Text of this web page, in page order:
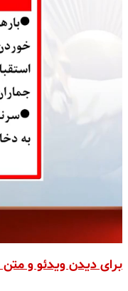
برای دیدن ویدئو و